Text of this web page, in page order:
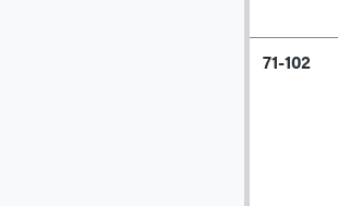
71-102